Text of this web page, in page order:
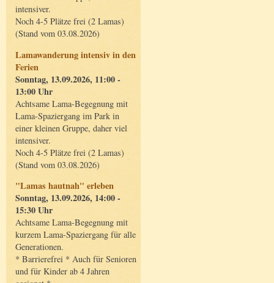
intensiver.
Noch 4-5 Plätze frei (2 Lamas)
(Stand vom 03.08.2026)
Lamawanderung intensiv in den
Ferien
Sonntag, 13.09.2026, 11:00 -
13:00 Uhr
Achtsame Lama-Begegnung mit
Lama-Spaziergang im Park in
einer kleinen Gruppe, daher viel
intensiver.
Noch 4-5 Plätze frei (2 Lamas)
(Stand vom 03.08.2026)
"Lamas hautnah" erleben
Sonntag, 13.09.2026, 14:00 -
15:30 Uhr
Achtsame Lama-Begegnung mit
kurzem Lama-Spaziergang für alle
Generationen.
* Barrierefrei * Auch für Senioren
und für Kinder ab 4 Jahren